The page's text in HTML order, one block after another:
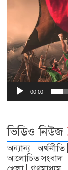
00:00
ভিডিও নিউজ
অন্যান্য অর্থনীতি
আলোচিত সংবাদ